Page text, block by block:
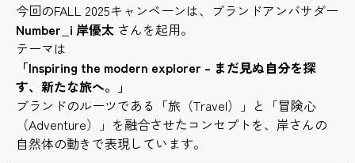
今回のFALL 2025キャンペーンは、ブランドアンバサダー
Number_i 岸優太 さんを起用。
テーマは
「Inspiring the modern explorer – まだ見ぬ自分を探
す、新たな旅へ。」
ブランドのルーツである「旅（Travel）」と「冒険心
（Adventure）」を融合させたコンセプトを、岸さんの
自然体の動きで表現しています。